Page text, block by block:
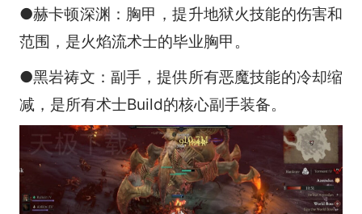
●赫卡顿深渊：胸甲，提升地狱火技能的伤害和
范围，是火焰流术士的毕业胸甲。
●黑岩祷文：副手，提供所有恶魔技能的冷却缩
减，是所有术士Build的核心副手装备。